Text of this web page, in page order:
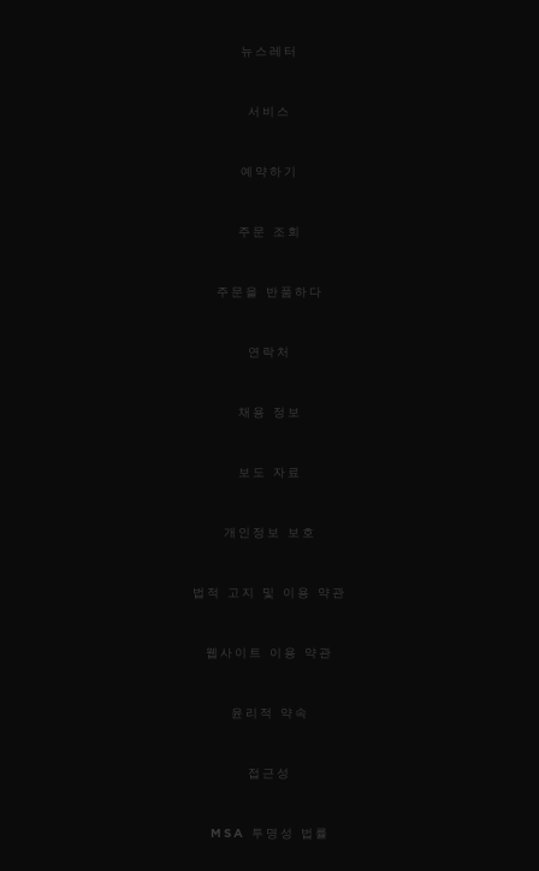
뉴스레터
서비스
예약하기
주문 조회
주문을 반품하다
연락처
채용 정보
보도 자료
개인정보 보호
법적 고지 및 이용 약관
웹사이트 이용 약관
윤리적 약속
접근성
MSA 투명성 법률